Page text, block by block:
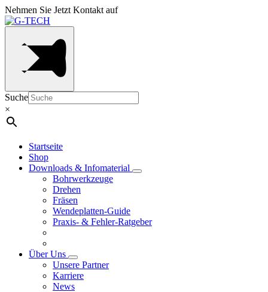
Nehmen Sie Jetzt Kontakt auf
Suche
×
Startseite
Shop
Downloads & Infomaterial
Bohrwerkzeuge
Drehen
Fräsen
Wendeplatten-Guide
Praxis- & Fehler-Ratgeber
Über Uns
Unsere Partner
Karriere
News